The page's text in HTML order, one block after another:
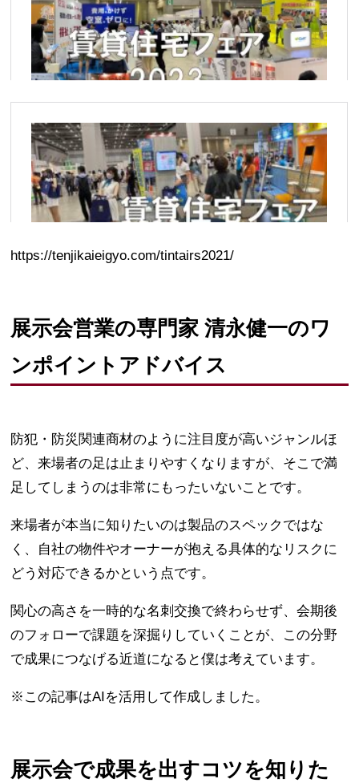
https://tenjikaieigyo.com/tintairs2021/
展示会営業の専門家 清永健一のワ
ンポイントアドバイス
防犯・防災関連商材のように注目度が高いジャンルほ
ど、来場者の足は止まりやすくなりますが、そこで満
足してしまうのは非常にもったいないことです。
来場者が本当に知りたいのは製品のスペックではな
く、自社の物件やオーナーが抱える具体的なリスクに
どう対応できるかという点です。
関心の高さを一時的な名刺交換で終わらせず、会期後
のフォローで課題を深掘りしていくことが、この分野
で成果につなげる近道になると僕は考えています。
※この記事はAIを活用して作成しました。
展示会で成果を出すコツを知りた